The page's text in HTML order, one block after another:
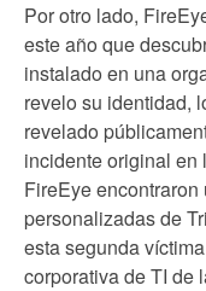
Por otro lado,
este año que
instalado en una
revelo su identidad,
revelado
incidente original en
FireEye
personalizadas de
esta segunda
corporativa de TI de